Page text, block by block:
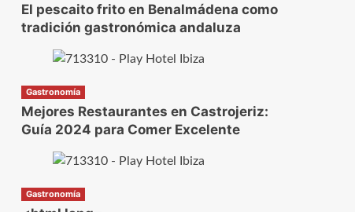
El pescaito frito en Benalmádena como
tradición gastronómica andaluza
Gastronomía
Mejores Restaurantes en Castrojeriz:
Guía 2024 para Comer Excelente
Gastronomía